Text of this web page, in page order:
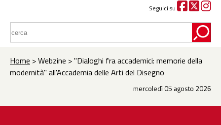
Seguici su
Home > Webzine > ''Dialoghi fra accademici: memorie della
modernità'' all'Accademia delle Arti del Disegno
mercoledì 05 agosto 2026